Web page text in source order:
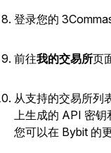
登录您的
前往我的交易所页
从支持的交易所列
上生成的 API 密钥
您可以在 Bybit 的